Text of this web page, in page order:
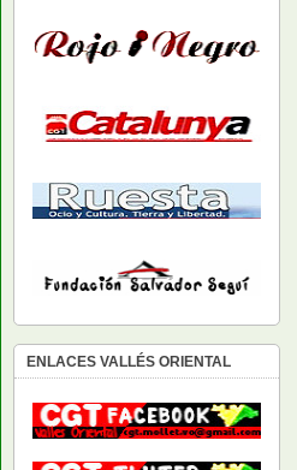
ENLACES VALLÉS ORIENTAL